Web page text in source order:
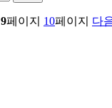
9페이지 10페이지
다